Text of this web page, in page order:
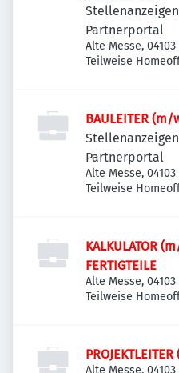
Partnerportal
Alte Messe,
Teilweise
BAULEITER (m/
Partnerportal
Alte Messe,
Teilweise
KALKULATOR
FERTIGTEILE
Alte Messe,
Teilweise
Alte Messe,